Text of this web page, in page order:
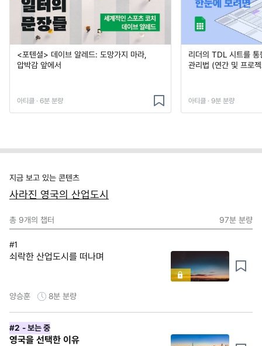
<포텐셜> 데이브 알레드: 도망가지 마라,
압박감 앞에서
아티클 · 6분 분량
리더의 TDL 시트를
관리법 (연간 및 프로
아티클 · 9분 분량
지금 보고 있는 콘텐츠
사라진 영국의 산업도시
총 9개의 챕터 97분 분량
#1
쇠락한 산업도시를 떠나며
양승훈 8분 분량
#2 - 보는 중
영국을 선택한 이유